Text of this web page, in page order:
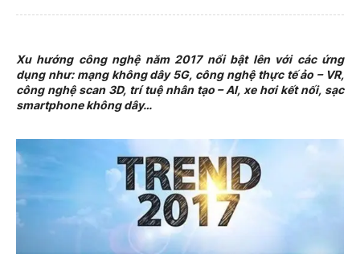
Xu hướng công nghệ năm 2017 nổi bật lên với các ứng
dụng như: mạng không dây 5G, công nghệ thực tế ảo – VR,
công nghệ scan 3D, trí tuệ nhân tạo – AI, xe hơi kết nối, sạc
smartphone không dây…